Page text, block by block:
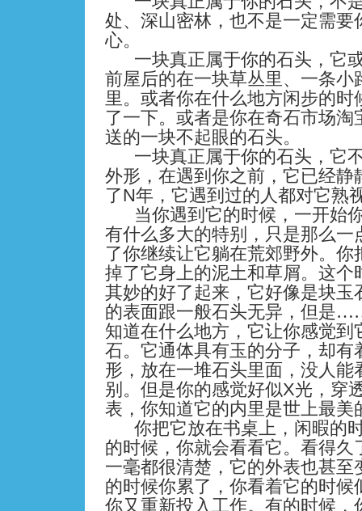
处、深山密林，也不是一定需要
心。
一块真正属于你的石头，它
前屋后的在一块草丛里、一条小
里。或者你在什么地方闲步的时
了一下。或者是你在奇石市场淘
送的一块不起眼的石头。
一块真正属于你的石头，它
外形，在遇到你之前，它已经静
了N年，它遇到过的人都对它熟
当你遇到它的时候，一开始
有什么多大的特别，只是那么一
了你继续让它躺在荒郊野外。你
掉了它身上的泥土和草屑。这个
其妙的好了起来，它好像是块玉
的表面跟一般石头无异，但
知道在什么地方，它让你感觉到
石。它通体具有玉的分子，却有
形，放在一堆石头里面，没人能
别。但是你的感觉好似X光，穿
表，你知道它的内里是世上最美
你把它放在书桌上，闲暇的
的时候，你就会看看它。看得久
一毫都很清楚，它的外表也甚至
的时候你累了，你看着它的时候
你又重新投入工作。有的时候，